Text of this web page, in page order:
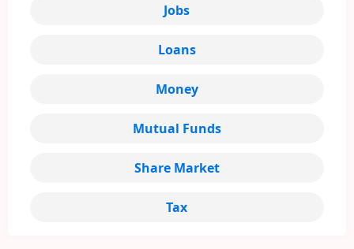
Jobs
Loans
Money
Mutual Funds
Share Market
Tax